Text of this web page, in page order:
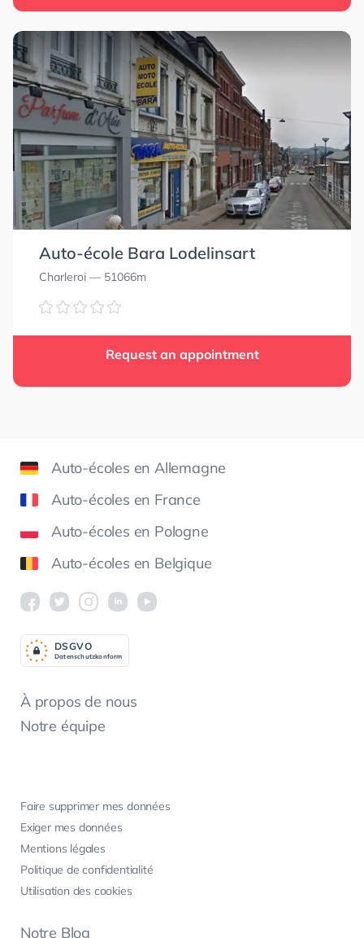
Auto-école Bara Lodelinsart
Charleroi — 51066m
Request an appointment
Auto-écoles en Allemagne
Auto-écoles en France
Auto-écoles en Pologne
Auto-écoles en Belgique
À propos de nous
Notre équipe
Faire supprimer mes données
Exiger mes données
Mentions légales
Politique de confidentialité
Utilisation des cookies
Notre Blog
Datenschutzkonform
DSGVO